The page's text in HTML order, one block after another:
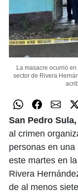
La masacre ocurrió
sector de Rivera
San Pedro
al crimen
personas en una
este martes en
Rivera
de al menos